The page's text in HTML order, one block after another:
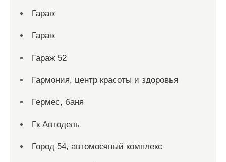
Гараж
Гараж
Гараж 52
Гармония, центр красоты и здоровья
Гермес, баня
Гк Автодель
Город 54, автомоечный комплекс